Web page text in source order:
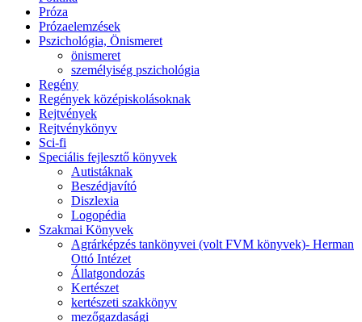
Próza
Prózaelemzések
Pszichológia, Önismeret
önismeret
személyiség pszichológia
Regény
Regények középiskolásoknak
Rejtvények
Rejtvénykönyv
Sci-fi
Speciális fejlesztő könyvek
Autistáknak
Beszédjavító
Diszlexia
Logopédia
Szakmai Könyvek
Agrárképzés tankönyvei (volt FVM könyvek)- Herman
Ottó Intézet
Állatgondozás
Kertészet
kertészeti szakkönyv
mezőgazdasági